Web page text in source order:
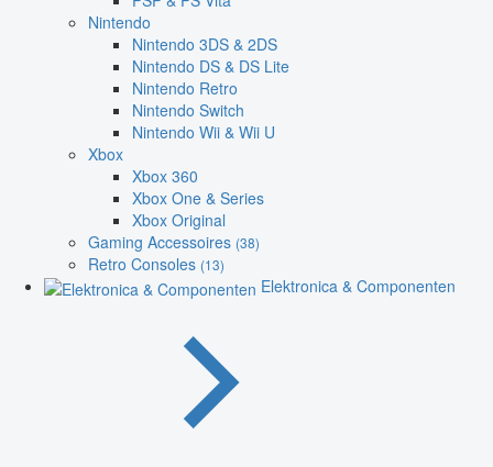
Nintendo
Nintendo 3DS & 2DS
Nintendo DS & DS Lite
Nintendo Retro
Nintendo Switch
Nintendo Wii & Wii U
Xbox
Xbox 360
Xbox One & Series
Xbox Original
Gaming Accessoires (38)
Retro Consoles (13)
Elektronica & Componenten